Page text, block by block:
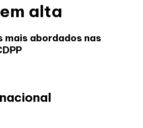
alta
mais abordados nas